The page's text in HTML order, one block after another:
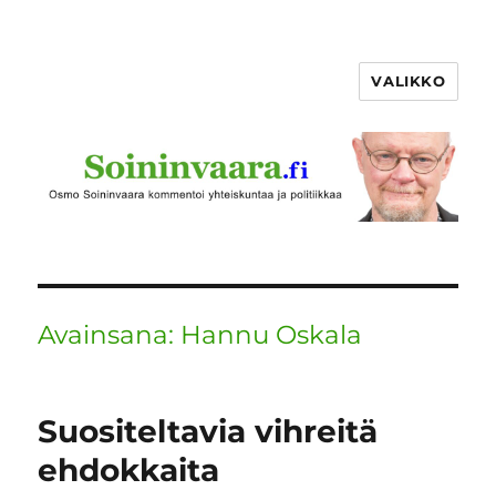
VALIKKO
Avainsana: Hannu Oskala
Suositeltavia vihreitä
ehdokkaita